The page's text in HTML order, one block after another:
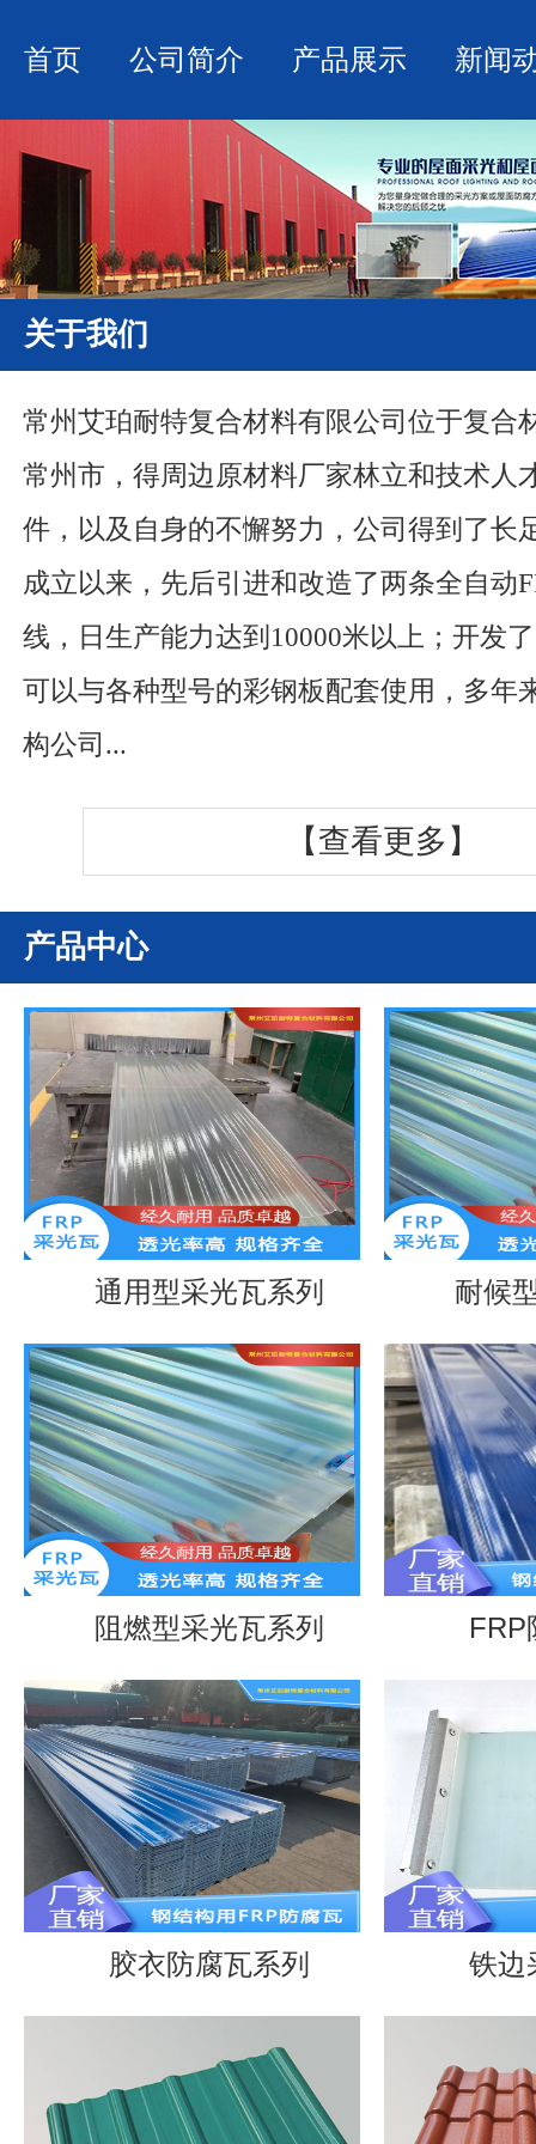
首页 公司简介 产品展示 新闻
关于我们
常州艾珀耐特复合材料有限公司位于复合
常州市，得周边原材料厂家林立和技术人
件，以及自身的不懈努力，公司得到了长
成立以来，先后引进和改造了两条全自动
线，日生产能力达到10000米以上；开发
可以与各种型号的彩钢板配套使用，多年
构公司...
【查看更多】
产品中心
通用型采光瓦系列 耐候
阻燃型采光瓦系列 FRP
胶衣防腐瓦系列 铁边